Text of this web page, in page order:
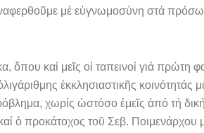
μέ εὐγνωμοσύνη στά
ὅπου καί μεῖς οἱ ταπεινοί γιά
ἐκκλησιαστι­κῆς
χωρίς ὡστόσο ἐμεῖς ἀπό τή
ὁ προκάτοχος τοῦ Σεβ.